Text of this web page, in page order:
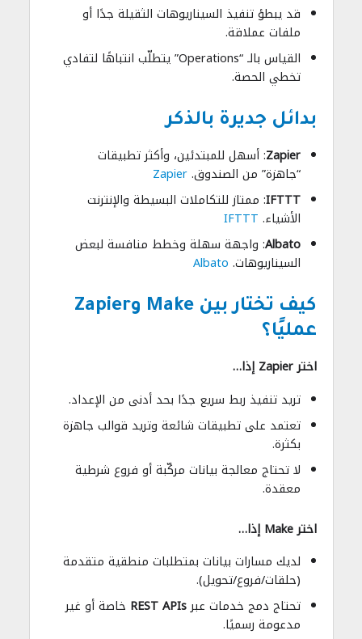
قد يبطؤ تنفيذ السيناريوهات الثقيلة جدًا أو
ملفات عملاقة.
القياس بالـ “Operations” يتطلّب انتباهًا لتفادي
تخطي الحصة.
بدائل جديرة بالذكر
Zapier: أسهل للمبتدئين، وأكثر تطبيقات
“جاهزة” من الصندوق.Zapier
IFTTT: ممتاز للتكاملات البسيطة والإنترنت
الأشياء. IFTTT
Albato: واجهة سهلة وخطط منافسة لبعض
السيناريوهات. Albato
كيف تختار بين Make وZapier
عمليًا؟
اختر Zapier إذا…
تريد تنفيذ ربط سريع جدًا بحد أدنى من الإعداد.
تعتمد على تطبيقات شائعة وتريد قوالب جاهزة
بكثرة.
لا تحتاج معالجة بيانات مركّبة أو فروع شرطية
معقدة.
اختر Make إذا…
لديك مسارات بيانات بمتطلبات منطقية متقدمة
(حلقات/فروع/تحويل).
تحتاج دمج خدمات عبرREST APIs خاصة أو غير
مدعومة رسميًا.